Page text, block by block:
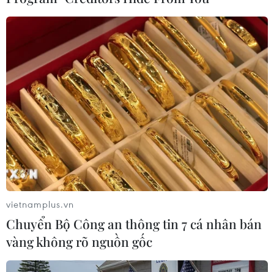
#Pedro Sanchez #Vua Felipe VI
#Tổng tuyển cử
#Giải tán quốc hội
#Lạm phát Tây Ban Nha
Theo dõi VietnamPlus
vietnamplus.vn
Chuyển Bộ Công an thông tin 7 cá nhân bán
vàng không rõ nguồn gốc